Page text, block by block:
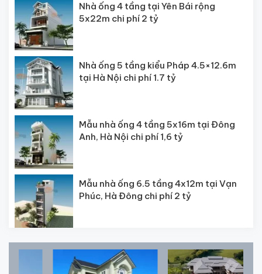
Nhà ống 4 tầng tại Yên Bái rộng
5x22m chi phí 2 tỷ
Nhà ống 5 tầng kiểu Pháp 4.5×12.6m
tại Hà Nội chi phí 1.7 tỷ
Mẫu nhà ống 4 tầng 5x16m tại Đông
Anh, Hà Nội chi phí 1,6 tỷ
Mẫu nhà ống 6.5 tầng 4x12m tại Vạn
Phúc, Hà Đông chi phí 2 tỷ